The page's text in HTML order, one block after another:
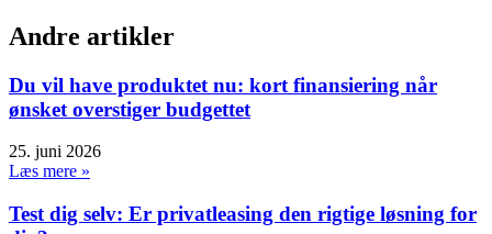
Andre artikler
Du vil have produktet nu: kort finansiering når
ønsket overstiger budgettet
25. juni 2026
Læs mere »
Test dig selv: Er privatleasing den rigtige løsning for